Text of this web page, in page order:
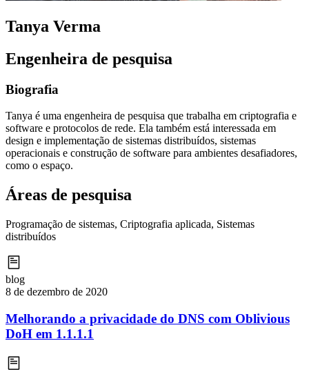
Tanya Verma
Engenheira de pesquisa
Biografia
Tanya é uma engenheira de pesquisa que trabalha em criptografia e
software e protocolos de rede. Ela também está interessada em
design e implementação de sistemas distribuídos, sistemas
operacionais e construção de software para ambientes desafiadores,
como o espaço.
Áreas de pesquisa
Programação de sistemas, Criptografia aplicada, Sistemas
distribuídos
blog
8 de dezembro de 2020
Melhorando a privacidade do DNS com Oblivious
DoH em 1.1.1.1